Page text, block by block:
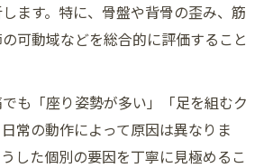
ます。特に、骨盤や背骨の歪み、筋
可動域などを総合的に評価すること
も「座り姿勢が多い」「足を組むク
常の動作によって原因は異なりま
した個別の要因を丁寧に見極めるこ